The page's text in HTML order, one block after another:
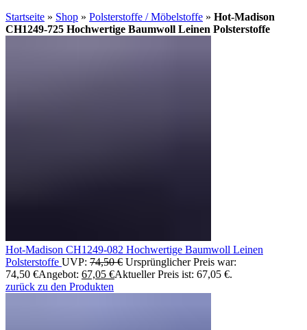
Startseite » Shop » Polsterstoffe / Möbelstoffe » Hot-Madison
CH1249-725 Hochwertige Baumwoll Leinen Polsterstoffe
Hot-Madison CH1249-082 Hochwertige Baumwoll Leinen
Polsterstoffe UVP: 74,50€ Ursprünglicher Preis war:
74,50 €Angebot: 67,05 €Aktueller Preis ist: 67,05 €.
zurück zu den Produkten